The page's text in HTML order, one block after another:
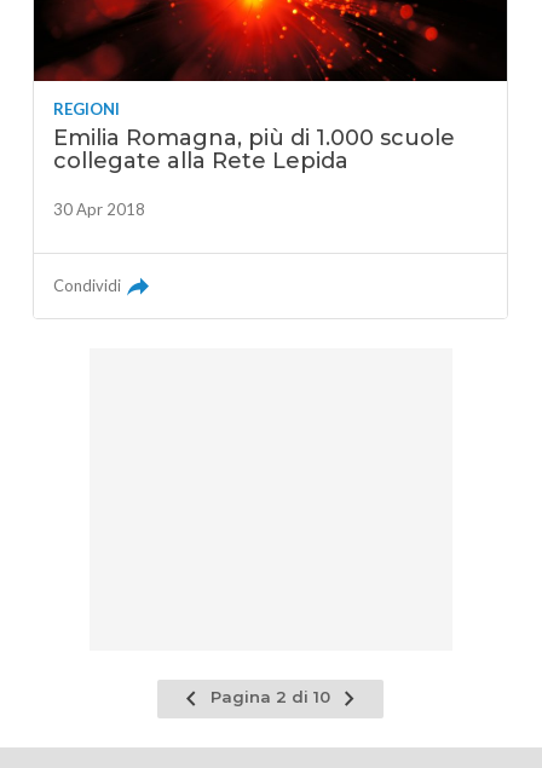
REGIONI
Emilia Romagna, più di 1.000 scuole
collegate alla Rete Lepida
30 Apr 2018
Condividi
Pagina
precedente
Pagina 2 di 10
Pagina
successiva